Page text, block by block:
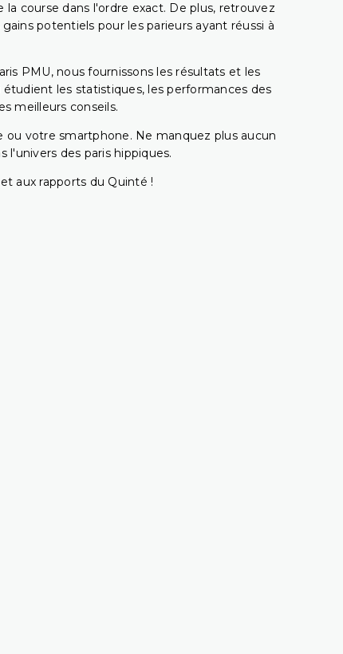
course dans l'ordre exact. De plus, retrouvez
potentiels pour les parieurs ayant réussi à
PMU, nous fournissons les résultats et les
les statistiques, les performances des
meilleurs conseils.
votre smartphone. Ne manquez plus aucun
des paris hippiques.
aux rapports du Quinté !